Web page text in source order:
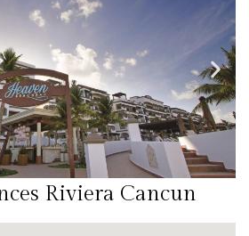
Riviera Cancun